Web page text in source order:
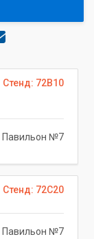
Стенд: 72B10
Павильон №7
Стенд: 72C20
Павильон №7